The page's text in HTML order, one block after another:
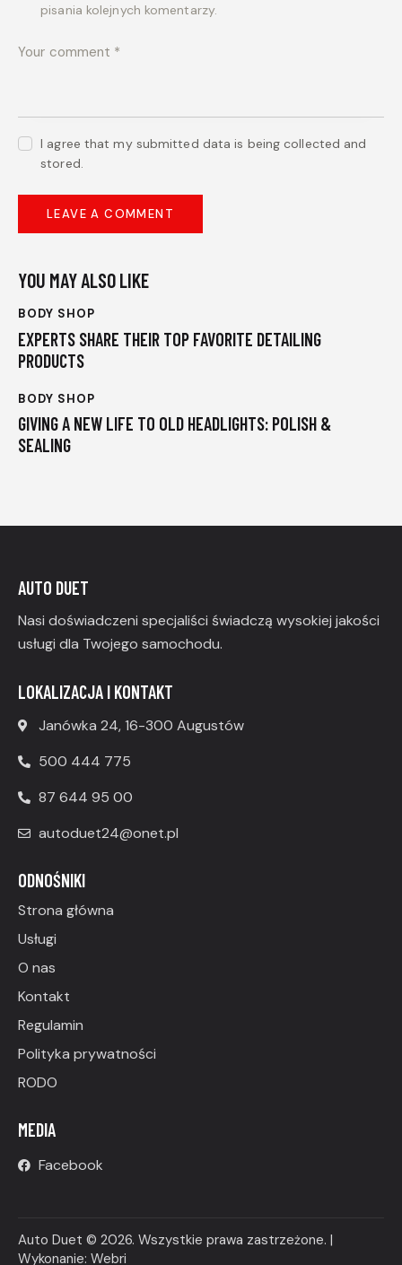
pisania kolejnych komentarzy.
I agree that my submitted data is being collected and
stored.
YOU MAY ALSO LIKE
BODY SHOP
EXPERTS SHARE THEIR TOP FAVORITE DETAILING
PRODUCTS
BODY SHOP
GIVING A NEW LIFE TO OLD HEADLIGHTS: POLISH &
SEALING
AUTO DUET
Nasi doświadczeni specjaliści świadczą wysokiej jakości
usługi dla Twojego samochodu.
LOKALIZACJA I KONTAKT
Janówka 24, 16-300 Augustów
500 444 775
87 644 95 00
autoduet24@onet.pl
ODNOŚNIKI
Strona główna
Usługi
O nas
Kontakt
Regulamin
Polityka prywatności
RODO
MEDIA
Facebook
Auto Duet © 2026. Wszystkie prawa zastrzeżone. |
Wykonanie: Webri